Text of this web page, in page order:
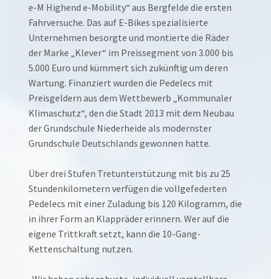
e-M Highend e-Mobility“ aus Bergfelde die ersten
Fahrversuche. Das auf E-Bikes spezialisierte
Unternehmen besorgte und montierte die Räder
der Marke „Klever“ im Preissegment von 3.000 bis
5.000 Euro und kümmert sich zukünftig um deren
Wartung. Finanziert wurden die Pedelecs mit
Preisgeldern aus dem Wettbewerb „Kommunaler
Klimaschutz“, den die Stadt 2013 mit dem Neubau
der Grundschule Niederheide als modernster
Grundschule Deutschlands gewonnen hatte.
Über drei Stufen Tretunterstützung mit bis zu 25
Stundenkilometern verfügen die vollgefederten
Pedelecs mit einer Zuladung bis 120 Kilogramm, die
in ihrer Form an Klappräder erinnern. Wer auf die
eigene Trittkraft setzt, kann die 10-Gang-
Kettenschaltung nutzen.